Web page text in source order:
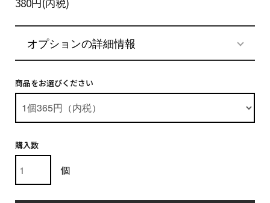
オプションの詳細情報
商品をお選びください
購入数
個